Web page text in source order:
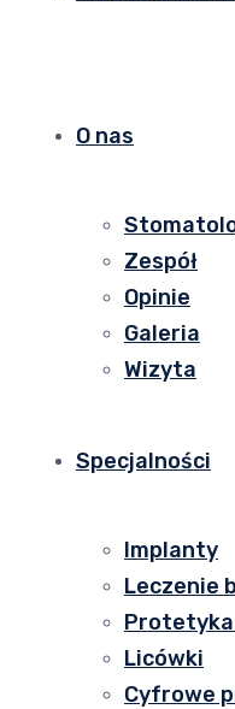
O nas
Zespół
Opinie
Galeria
Wizyta
Specjalności
Implanty
Leczenie
Licówki
Cyfrowe